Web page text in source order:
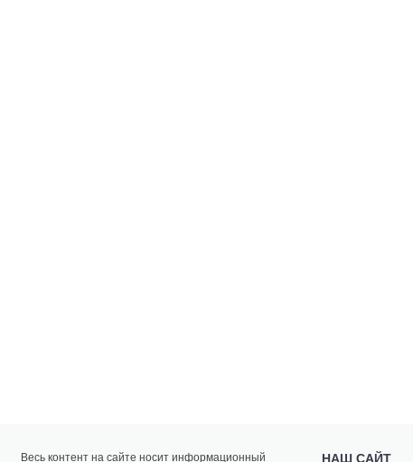
Весь контент на сайте носит информационный НАШ САЙТ